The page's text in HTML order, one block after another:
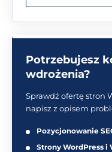
Potrzebujesz
wdrożenia?
Sprawdź ofertę stron
napisz z opisem
Pozycjonowanie
Strony WordPress i